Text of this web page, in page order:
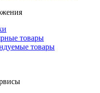
товары
товары